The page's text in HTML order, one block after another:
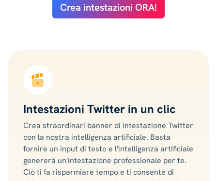
Crea intestazioni ORA!
Intestazioni Twitter in un clic
Crea straordinari banner di intestazione Twitter
con la nostra intelligenza artificiale. Basta
fornire un input di testo e l'intelligenza artificiale
genererà un'intestazione professionale per te.
Ciò ti fa risparmiare tempo e ti consente di